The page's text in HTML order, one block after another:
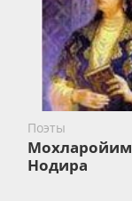
Поэты
Мохларойим
Нодира